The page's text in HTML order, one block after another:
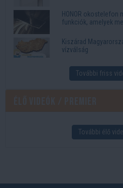
HONOR okostelefon
funkciók, amelyek
Kiszárad
vízválság
További friss
További élő